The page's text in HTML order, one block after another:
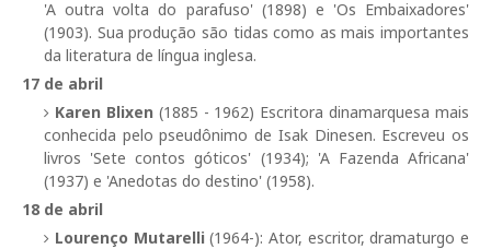
'A outra volta do parafuso' (1898) e 'Os Embaixadores'
(1903). Sua produção são tidas como as mais importantes
da literatura de língua inglesa.
17 de abril
Karen Blixen(1885 - 1962) Escritora dinamarquesa mais
conhecida pelo pseudônimo de Isak Dinesen. Escreveu os
livros 'Sete contos góticos' (1934); 'A Fazenda Africana'
(1937) e 'Anedotas do destino' (1958).
18 de abril
Lourenço Mutarelli(1964-): Ator, escritor, dramaturgo e